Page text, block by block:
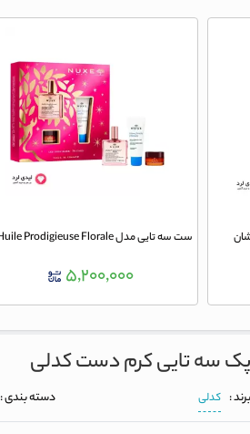
۵,۲۰۰,۰۰۰
پک سه تایی کرم دست کدلی
برند : کدلی دسته بندی :